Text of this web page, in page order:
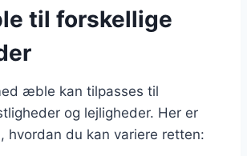
til forskellige
æble kan tilpasses til
og lejligheder. Her er
hvordan du kan variere retten: